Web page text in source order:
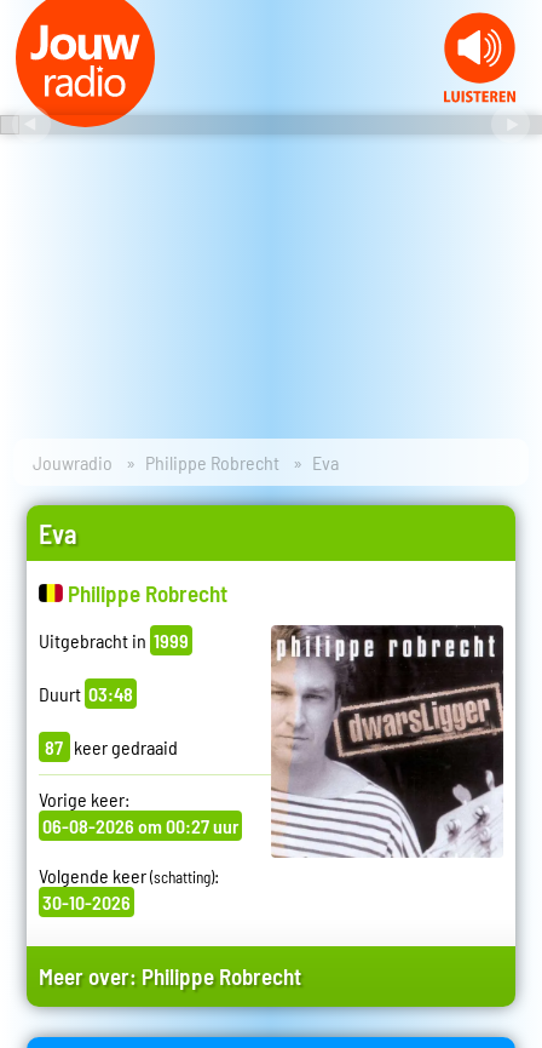
Jouwradio Philippe Robrecht Eva
Eva
Philippe Robrecht
Uitgebracht in 1999
Duurt 03:48
87 keer gedraaid
Vorige keer:
06-08-2026 om 00:27 uur
Volgende keer(schatting):
30-10-2026
Meer over: Philippe Robrecht